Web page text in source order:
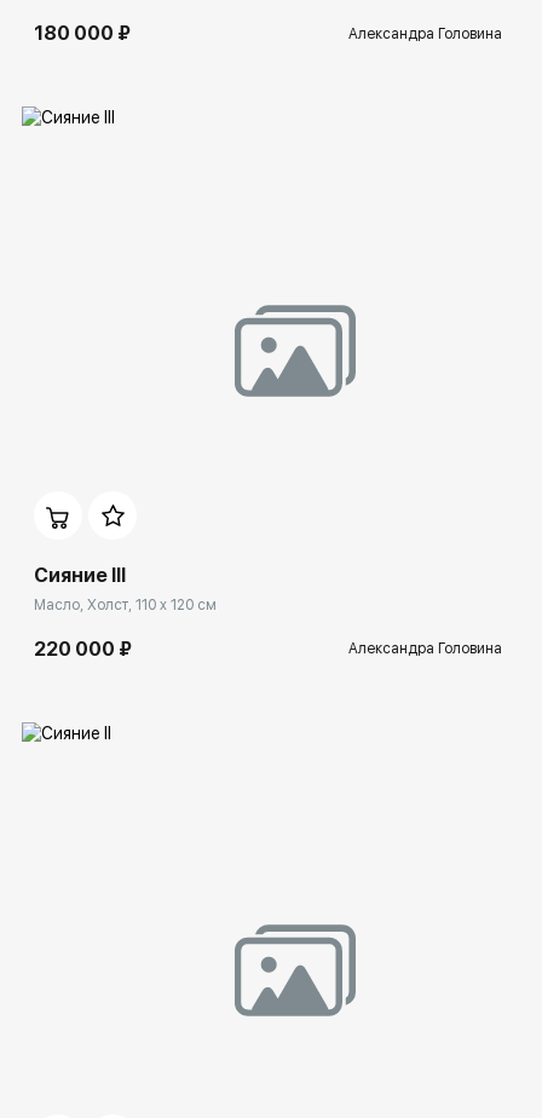
180 000 ₽ Александра Головина
Сияние III
Масло, Холст, 110 x 120 см
220 000 ₽ Александра Головина